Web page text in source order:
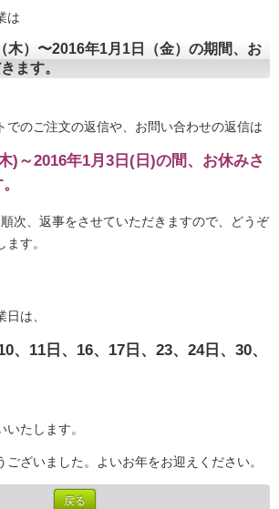
は
木）〜2016年1月1日（金）の期間、お
ます。
でのご注文の返信や、お問い合わせの返信は
)～2016年1月3日(日)の間、お休みさ
次、返事をさせていただきますので、どうぞ
す。
は、
、11日、16、17日、23、24日、30、
たします。
ざいました。よいお年をお迎えください。
戻る